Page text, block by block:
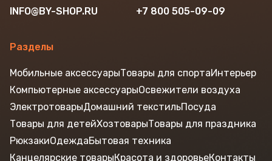
INFO@BY-SHOP.RU +7 800 505-09-09
Разделы
Мобильные аксессуарыТовары для спортаИнтерьер
Компьютерные аксессуарыОсвежители воздуха
ЭлектротоварыДомашний текстильПосуда
Товары для детейХозтоварыТовары для праздника
РюкзакиОдеждаБытовая техника
Канцелярские товарыКрасота и здоровьеКонтакты